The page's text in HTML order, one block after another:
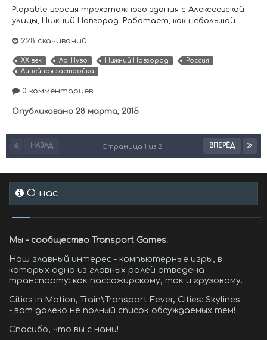
Plopable-версия трёхэтажного здания с Алексеевской
улицы, Нижний Новгород. Работает, как небольшой...
228 скачиваний
XX век Ар-Нуво Нижний Новгород
Россия
Линейная застройка
0 комментариев
Опубликовано 28 марта, 2015
НАЗАД ВПЕРЁД
Страница 1 из 2
О нас
Мы - сообщество Transport Games.
Наш главный интерес - компьютерные игры, в
которых одна из главных ролей отведена
транспорту: как пассажирскому, так и грузовому.
Cities in Motion, Train\Transport Fever, Cities: Skylines
- вот далеко не полный список обсуждаемых тем!
Спасибо, что вы с нами!